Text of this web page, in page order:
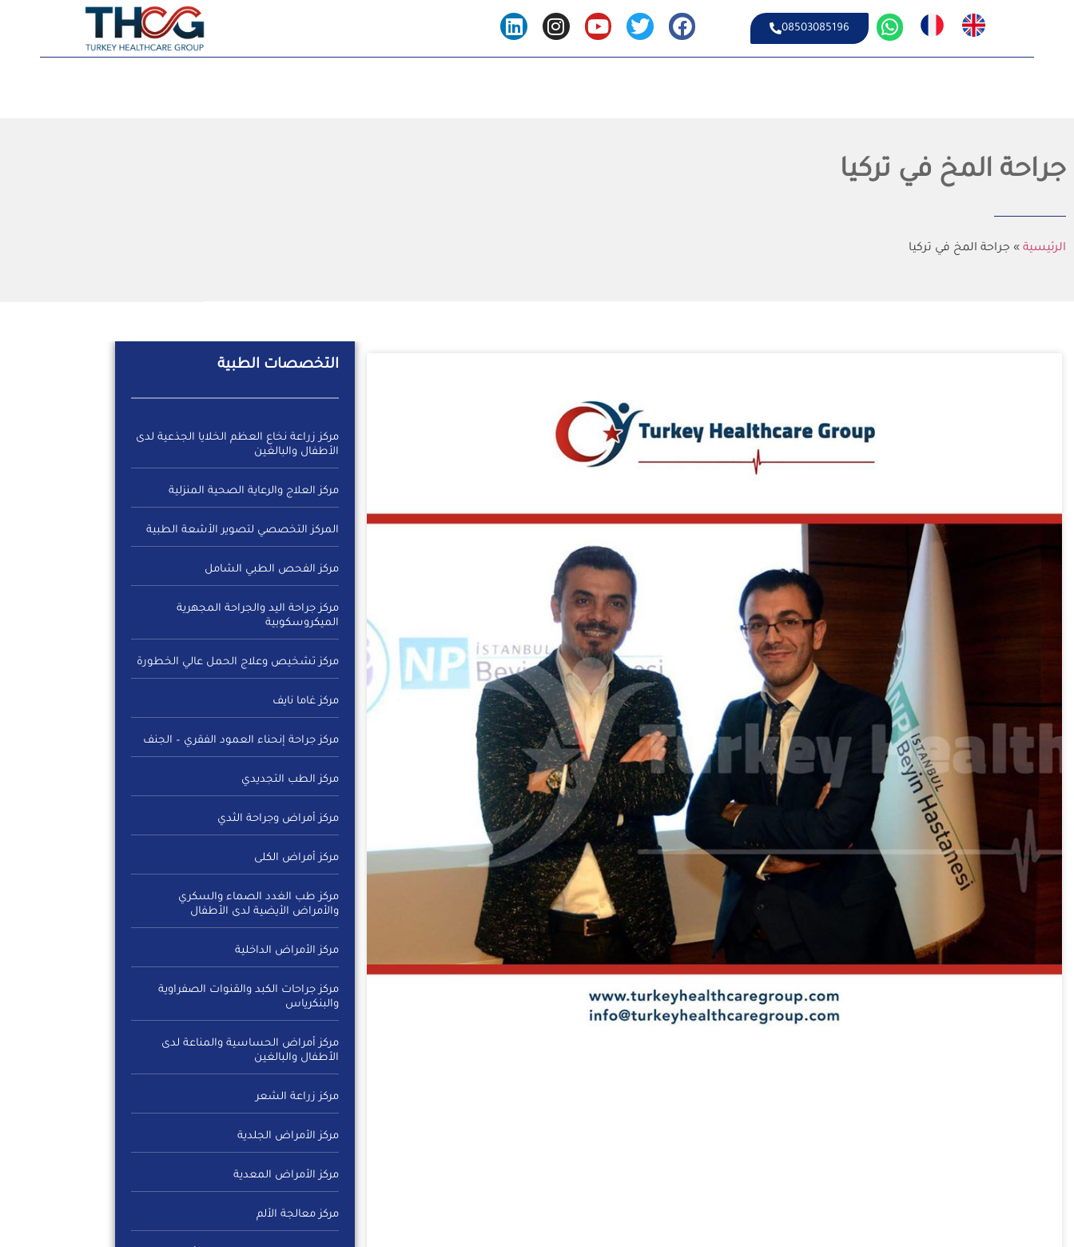
08503085196
جراحة المخ في تركيا
الرئيسية » جراحة المخ في تركيا
التخصصات الطبية
مركز زراعة نخاع العظم الخلايا الجذعية لدى
الأطفال والبالغين
مركز العلاج والرعاية الصحية المنزلية
المركز التخصصي لتصوير الأشعة الطبية
مركز الفحص الطبي الشامل
مركز جراحة اليد والجراحة المجهرية
الميكروسكوبية
مركز تشخيص وعلاج الحمل عالي الخطورة
مركز غاما نايف
مركز جراحة إنحناء العمود الفقري – الجنف
مركز الطب التجديدي
مركز أمراض وجراحة الثدي
مركز أمراض الكلى
مركز طب الغدد الصماء والسكري
والأمراض الأيضية لدى الأطفال
مركز الأمراض الداخلية
مركز جراحات الكبد والقنوات الصفراوية
والبنكرياس
مركز أمراض الحساسية والمناعة لدى
الأطفال والبالغين
مركز زراعة الشعر
مركز الأمراض الجلدية
مركز الأمراض المعدية
مركز معالجة الألم